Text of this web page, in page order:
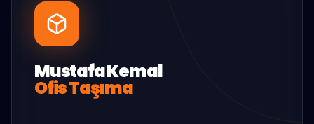
Mustafa Kemal
Ofis Taşıma